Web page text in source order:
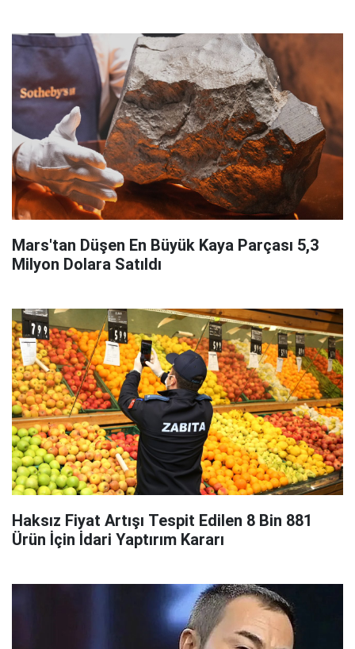
Mars'tan Düşen En Büyük Kaya Parçası 5,3
Milyon Dolara Satıldı
Haksız Fiyat Artışı Tespit Edilen 8 Bin 881
Ürün İçin İdari Yaptırım Kararı